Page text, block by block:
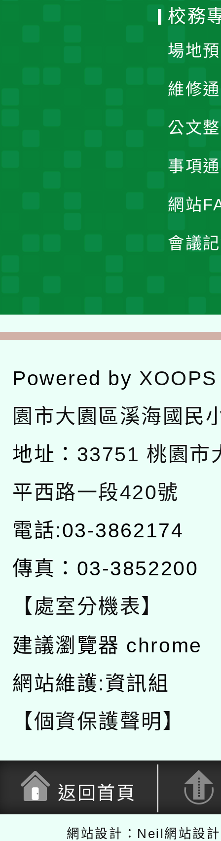
校務
場地
維修
公文
事項
網站
會議
Powered by XOOPS
園市大園區溪海國民
地址： 33751 桃園市
平西路一段420號
電話:03-3862174
傳真：03-3852200
【處室分機表】
建議瀏覽器 chrome
網站維護:資訊組
【個資保護聲明】
返回首頁
網站設計：Neil網站設